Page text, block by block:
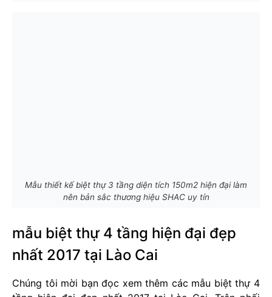
Mẫu thiết kế biệt thự 3 tầng diện tích 150m2 hiện đại làm
nên bản sắc thương hiệu SHAC uy tín
mẫu biệt thự 4 tầng hiện đại đẹp
nhất 2017 tại Lào Cai
Chúng tôi mời bạn đọc xem thêm các mẫu biệt thự 4